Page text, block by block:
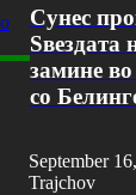
Сунес
Ѕвездата
замине
со
September
Trajchov